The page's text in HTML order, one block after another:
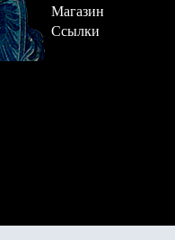
Магазин
Ссылки